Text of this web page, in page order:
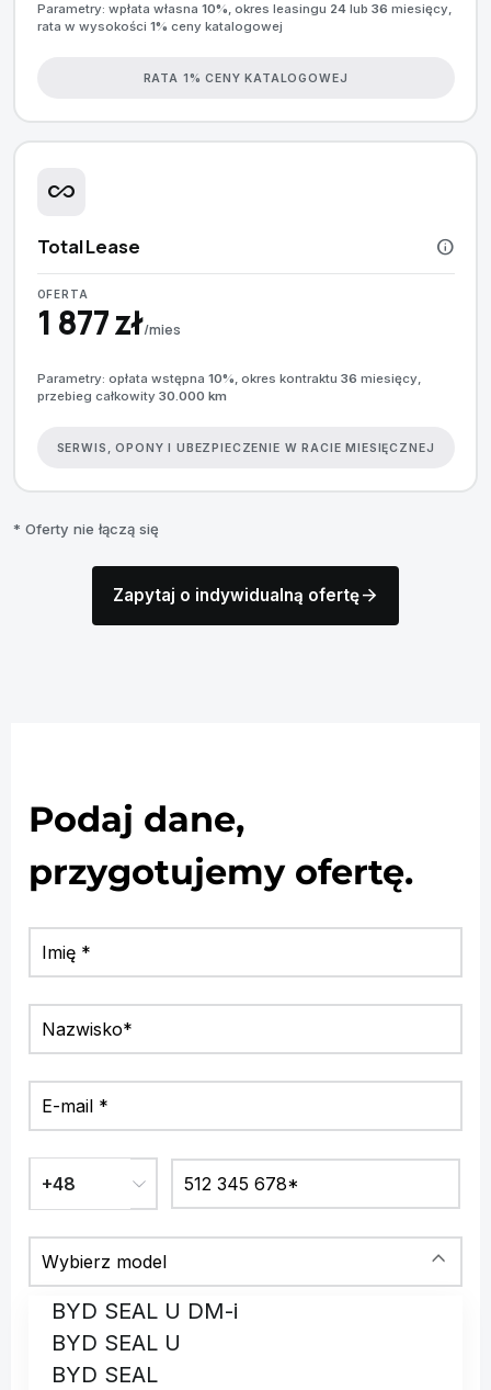
Parametry: wpłata własna 10%, okres leasingu 24lub 36 miesięcy,
rata w wysokości 1% ceny katalogowej
RATA 1% CENY KATALOGOWEJ
all_inclusive
Total Lease info
OFERTA
1 877 zł/mies
Parametry: opłata wstępna 10%, okres kontraktu 36 miesięcy,
przebieg całkowity 30.000 km
SERWIS, OPONY I UBEZPIECZENIE W RACIE MIESIĘCZNEJ
* Oferty nie łączą się
Zapytaj o indywidualną ofertęarrow_forward
Podaj dane,
przygotujemy ofertę.
BYD SEAL U DM-i
BYD SEAL U
BYD SEAL